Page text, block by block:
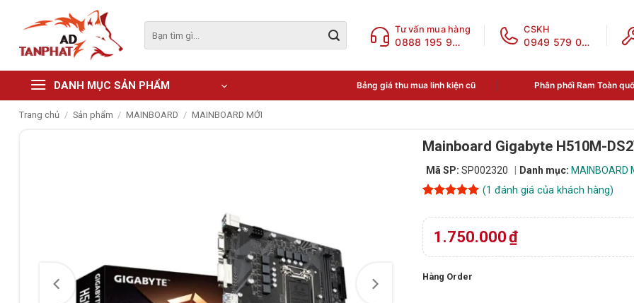
content
kiếm:
Tư vấn mua hàng
0888 195 969
CSKH
0949 579 078
DANH MỤC SẢN PHẨM Bảng giá thu mua linh kiện cũ Phân phối Ram Toàn
Trang chủ / Sản phẩm / MAINBOARD / MAINBOARD MỚI
Mainboard Gigabyte H510M-
Mã SP: SP002320 Danh mục: MAINBOARD
dựa trên
đánh giá
(1 đánh giá của khách hàng)
1.750.000₫
Hàng Order